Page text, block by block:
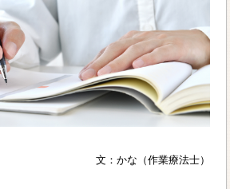
文：かな（作業療法士）